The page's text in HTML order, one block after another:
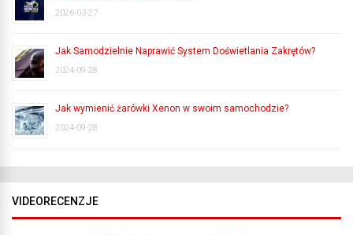
2026-03-27
Jak Samodzielnie Naprawić System Doświetlania Zakrętów?
2024-09-28
Jak wymienić żarówki Xenon w swoim samochodzie?
2024-09-28
VIDEORECENZJE